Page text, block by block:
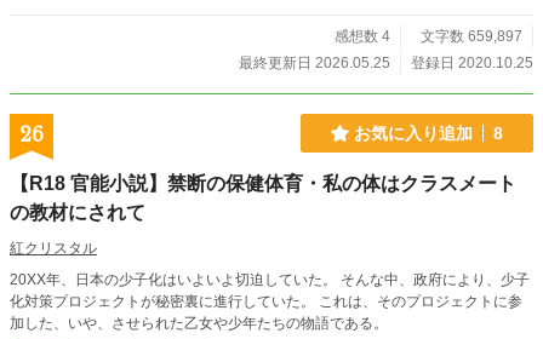
的な経験値の違いを察知した冴子は、美咲に警鐘を鳴らしたいのですが、うまく
て不自由をさせまいという志をもって経営という仕事に携わっています。二人の
養女はそんな容子を命の恩人として敬愛し、生涯をかけて傍にいて使える事を心
に決め、身も心も容子に差し出しあらゆる奉仕をさせて欲しいと望んだ事から、
彼女らは不思議な親子関係を結んでいるのでした。 美咲をめぐる冴子＆容子の
エッチなバトルが始まってしまうのか？ 美咲は無事に冴子との恋を守り切れる
のか？ ファンタジック上等、年の差＆熟女百合の濃厚エロストーリーをお楽し
感想数 4
文字数 659,897
最終更新日 2026.05.25
登録日 2020.10.25
26 お気に入り追加 8
【R18 官能小説】禁断の保健体育・私の体はクラスメート
の教材にされて
紅クリスタル
20XX年、日本の少子化はいよいよ切迫していた。 そんな中、政府により、少子
化対策プロジェクトが秘密裏に進行していた。 これは、そのプロジェクトに参
加した、いや、させられた乙女や少年たちの物語である。